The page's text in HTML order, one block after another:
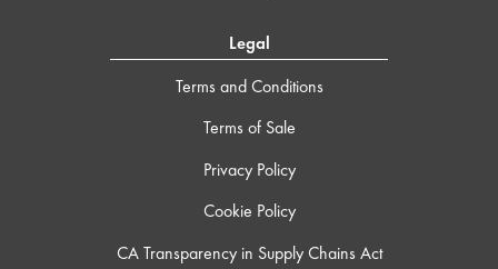
Legal
Terms and Conditions
Terms of Sale
Privacy Policy
Cookie Policy
CA Transparency in Supply Chains Act